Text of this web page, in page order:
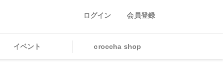
ログイン 会員登録
イベント croccha shop